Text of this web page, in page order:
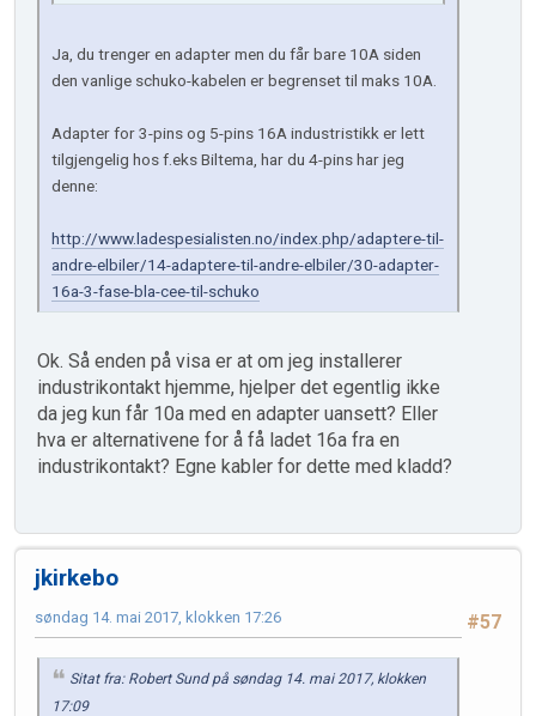
Ja, du trenger en adapter men du får bare 10A siden
den vanlige schuko-kabelen er begrenset til maks 10A.
Adapter for 3-pins og 5-pins 16A industristikk er lett
tilgjengelig hos f.eks Biltema, har du 4-pins har jeg
denne:
http://www.ladespesialisten.no/index.php/adaptere-til-
andre-elbiler/14-adaptere-til-andre-elbiler/30-adapter-
16a-3-fase-bla-cee-til-schuko
Ok. Så enden på visa er at om jeg installerer
industrikontakt hjemme, hjelper det egentlig ikke
da jeg kun får 10a med en adapter uansett? Eller
hva er alternativene for å få ladet 16a fra en
industrikontakt? Egne kabler for dette med kladd?
jkirkebo
#57
søndag 14. mai 2017, klokken 17:26
Sitat fra: Robert Sund på søndag 14. mai 2017, klokken
17:09